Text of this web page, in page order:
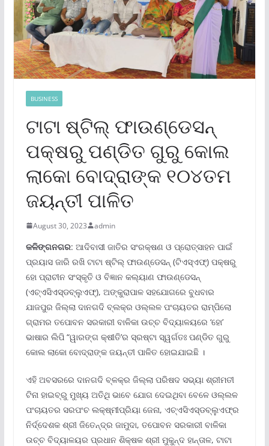
BUSINESS
ଟାଟା ଷ୍ଟିଲ୍ ଫାଉଣ୍ଡେସନ୍
ପକ୍ଷରୁ ପଣ୍ଡିତ ଗୁରୁ କୋଲ
ଲାକୋ ବୋଦ୍ରାଙ୍କ ୧୦୪ତମ
ଜୟନ୍ତୀ ପାଳିତ
August 30, 2023 admin
କଳିଙ୍ଗନଗର: ଆଦିବାସୀ ଜାତିର ସଂରକ୍ଷଣ ଓ ପ୍ରୋତ୍ସାହନ ପାଇଁ
ପ୍ରୟାସ ଜାରି ରଖି ଟାଟା ଷ୍ଟିଲ୍ ଫାଉଣ୍ଡେସନ୍ (ଟିଏସ୍‌ଏଫ୍‌) ପକ୍ଷରୁ
ହୋ ପ୍ରାଚୀନ ସଂସ୍କୃତି ଓ ବିଜ୍ଞାନ କଲ୍ୟାଣ ଫାଉଣ୍ଡେସନ୍
(ଏଚ୍‌ଏସିଏସ୍‌ଡବ୍ଲୁଏଫ୍‌), ଅଙ୍କୁରାପାଳ ସହଯୋଗରେ ବୁଧବାର
ଯାଜପୁର ଜିଲ୍ଲା ଦାନଗଦି ବ୍ଲକ୍‌ର ଓଲ୍ଲଳ ପଂଚାୟତର ରାମ୍ପିଲୋ
ଗ୍ରାମର ତପୋବନ ସରକାରୀ ବାଳିକା ଉଚ୍ଚ ବିଦ୍ୟାଳୟରେ ‘ହୋ’
ଭାଷାର ଲିପି “ୱାରଙ୍ଗ କ୍ଷୀତି’ର ସ୍ରଷ୍ଟା ସ୍ୱର୍ଗତଃ ପଣ୍ଡିତ ଗୁରୁ
କୋଲ ଲାକୋ ବୋଦ୍ରାଙ୍କ ଜୟନ୍ତୀ ପାଳିତ ହୋଇଯାଇଛି ।
ଏହି ଅବସରରେ ଦାନଗଦି ବ୍ଳକ୍‌ର ଜିଲ୍ଲା ପରିଷଦ ସଭ୍ୟା ଶ୍ରୀମତୀ
ଟିନା ହାଇବ୍ରୁ ମୁଖ୍ୟ ଅତିଥି ଭାବେ ଯୋଗ ଦେଇଥିବା ବେଳେ ଓଲ୍ଲଳ
ପଂଚାୟତର ସରପଂଚ ଲକ୍ଷ୍ମୀପ୍ରିୟା ଜେନା, ଏଚ୍‌ଏସିଏସ୍‌ଡବ୍ଲୁଏଫ୍‌ର
ନିର୍ଦ୍ଦେଶକ ଶ୍ରୀ ଜିତେନ୍ଦ୍ର ଜାମୁଦା, ତପୋବନ ସରକାରୀ ବାଳିକା
ଉଚ୍ଚ ବିଦ୍ୟାଳୟର ପ୍ରଧାନ ଶିକ୍ଷକ ଶ୍ରୀ ମୁକୁନ୍ଦ ହାନ୍ତାଳ, ଟାଟା